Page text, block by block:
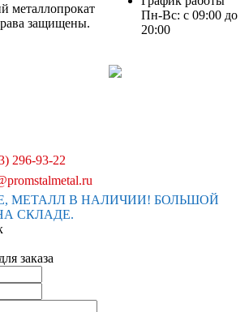
металлопрокат
защищены.
Пн-Вс: с 09:00 до
20:00
296-93-22
МЕТАЛЛ В НАЛИЧИИ! БОЛЬШОЙ
СКЛАДЕ.
заказа